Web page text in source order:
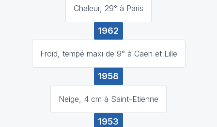
Chaleur, 29° à Paris
1962
Froid, tempé maxi de 9° à Caen et Lille
1958
Neige, 4 cm à Saint-Etienne
1953